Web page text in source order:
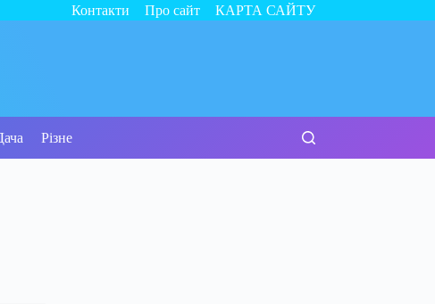
Контакти Про сайт КАРТА САЙТУ
Різне